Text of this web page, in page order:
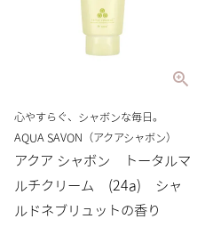
心やすらぐ、シャボンな毎日。
AQUA SAVON（アクアシャボン）
アクア シャボン トータルマ
ルチクリーム (24a) シャ
ルドネブリュットの香り